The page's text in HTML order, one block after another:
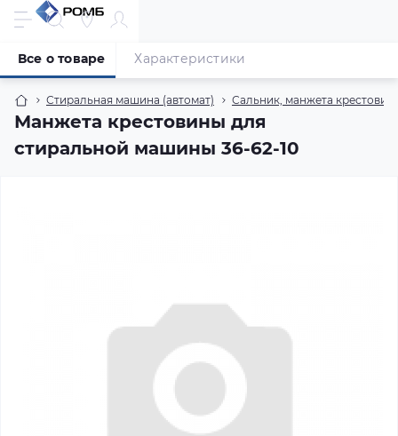
Стиральная машина (автомат) Сальник, манжета
Манжета крестовины для
стиральной машины 36-62-10
Все о товаре Характеристики